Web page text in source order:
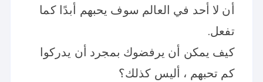
أن لا أحد في العالم سوف يحبهم أبدًا كما
تفعل.
كيف يمكن أن يرفضوك بمجرد أن يدركوا
كم تحبهم ، أليس كذلك؟